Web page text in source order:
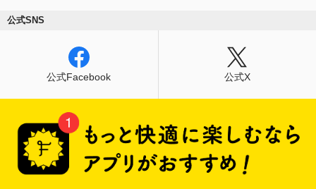
公式SNS
公式Facebook 公式X